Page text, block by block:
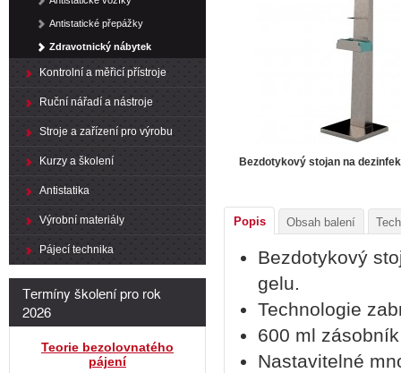
Bezdotykový stojan na
Popis Obsah balení
Bezdotykový
gelu.
Technologie
600 ml
Nastavitelné
Antistatické přepážky
Zdravotnický nábytek
Kontrolní a měřicí přístroje
Ruční nářadí a nástroje
Stroje a zařízení pro výrobu
Kurzy a školení
Antistatika
Výrobní materiály
Pájecí technika
Termíny školení pro rok
2026
Teorie bezolovnatého
pájení